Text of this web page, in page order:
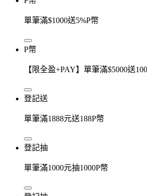
單筆滿$1000送5%P幣
P幣
【限全盈+PAY】單筆滿$5000送
登記送
單筆滿1888元送188P幣
登記抽
單筆滿1000元抽1000P幣